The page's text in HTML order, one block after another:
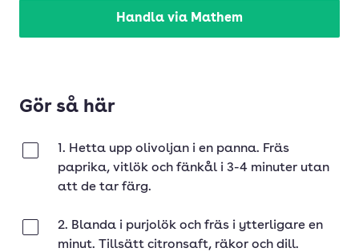
Handla via Mathem
Gör så här
1. Hetta upp olivoljan i en panna. Fräs
paprika, vitlök och fänkål i 3-4 minuter utan
att de tar färg.
2. Blanda i purjolök och fräs i ytterligare en
minut. Tillsätt citronsaft, räkor och dill.